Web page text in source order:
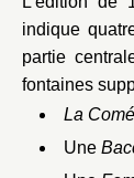
indique
partie
fontaines
La
Une